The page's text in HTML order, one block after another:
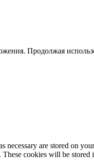
Продолжая
are stored on
These cookies will be